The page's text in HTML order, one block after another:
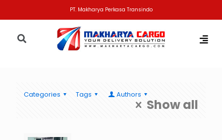
PT. Makharya Perkasa Transindo
Categories Tags Authors
Show all